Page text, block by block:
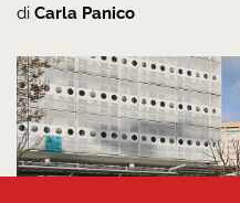
di Carla Panico